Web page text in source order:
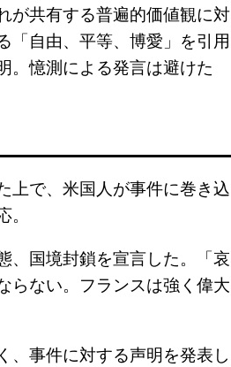
が共有する普遍的価値観に対
「自由、平等、博愛」を引用
。憶測による発言は避けた
上で、米国人が事件に巻き込
、国境封鎖を宣言した。「哀
らない。フランスは強く偉大
、事件に対する声明を発表し